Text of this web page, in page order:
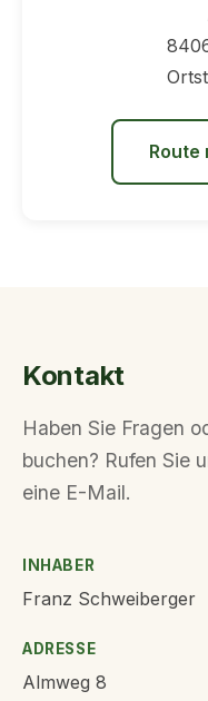
Route
Kontakt
Haben Sie Fragen
buchen? Rufen Sie
eine E-Mail.
INHABER
Franz Schweiberger
ADRESSE
Almweg 8